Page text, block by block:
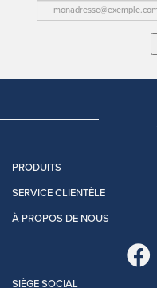
PRODUITS
SERVICE CLIENTÈLE
À PROPOS DE NOUS
SIÈGE SOCIAL